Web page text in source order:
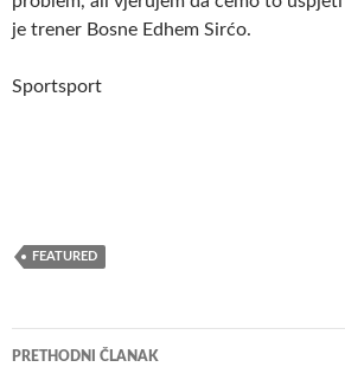
je trener Bosne Edhem Sirćo.
Sportsport
FEATURED
Navigacija
PRETHODNI ČLANAK